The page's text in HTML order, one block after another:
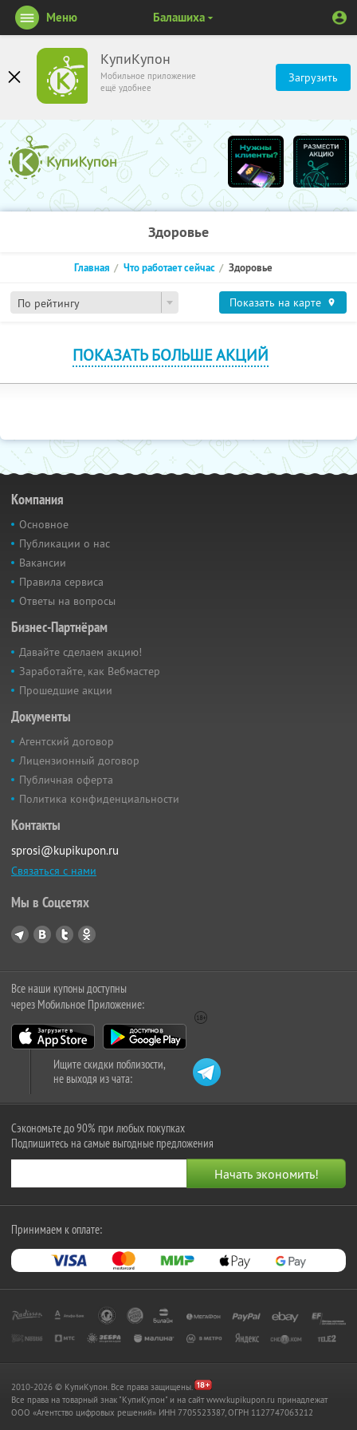
КупиКупон
Мобильное приложение
ещё удобнее
Загрузить
Меню Балашиха
Здоровье
По рейтингу
Главная Что работает сейчас Здоровье
Показать на карте
ПОКАЗАТЬ БОЛЬШЕ АКЦИЙ
Компания
Основное
Публикации о нас
Вакансии
Правила сервиса
Ответы на вопросы
Бизнес-Партнёрам
Давайте сделаем акцию!
Заработайте, как Вебмастер
Прошедшие акции
Документы
Агентский договор
Лицензионный договор
Публичная оферта
Политика конфиденциальности
Контакты
sprosi@kupikupon.ru
Связаться с нами
Мы в Соцсетях
Все наши купоны доступны
через Мобильное Приложение:
Ищите скидки поблизости,
не выходя из чата:
Сэкономьте до 90% при любых покупках
Подпишитесь на самые выгодные предложения
Принимаем к оплате:
2010-2026 © КупиКупон. Все права защищены.
Все права на товарный знак "КупиКупон" и на сайт www.kupikupon.ru принадлежат
OOO «Агентство цифровых решений» ИНН 7705523387, ОГРН 1127747063212